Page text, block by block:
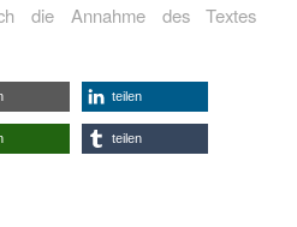
die Annahme des Textes
teilen
teilen